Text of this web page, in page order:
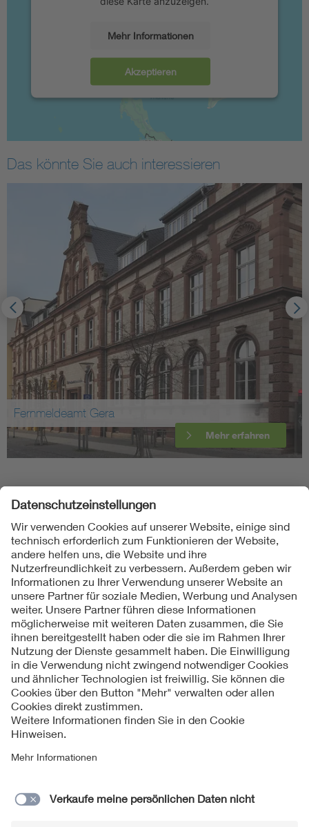
Mehr Informationen
Akzeptieren
Das könnte Sie auch interessieren
Fernmeldeamt Gera
Mehr erfahren
Folgen Sie uns
Kontakte
Service
Impressum
Datenschutzinformationen
Cookie Hinweise
Lieferantenportal